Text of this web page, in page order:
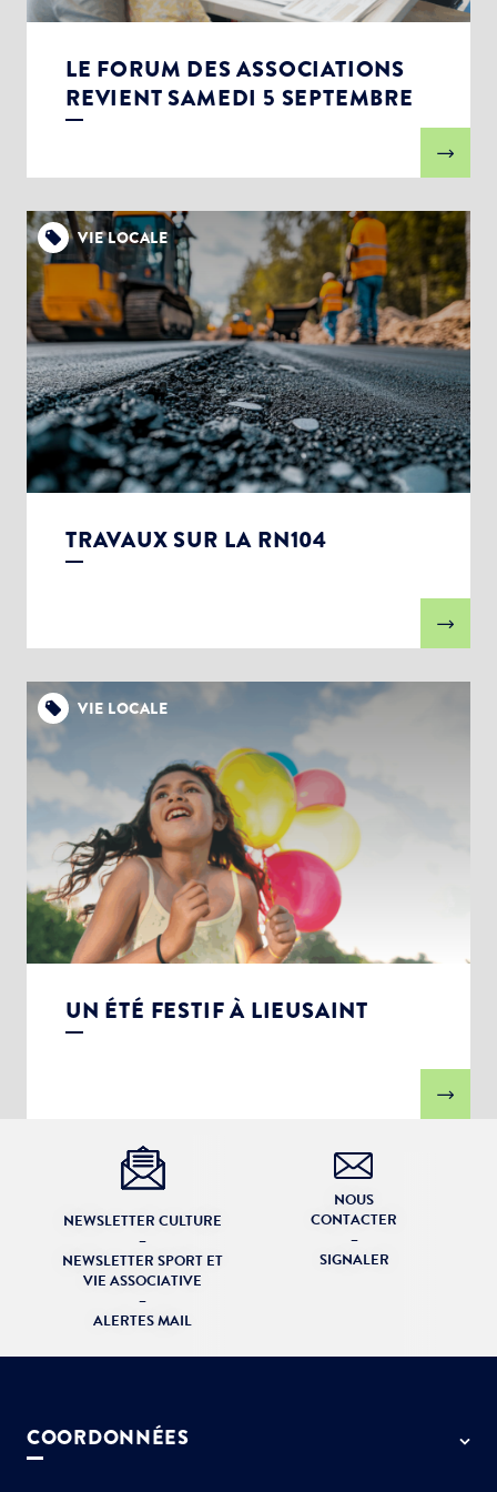
LE FORUM DES ASSOCIATIONS
REVIENT SAMEDI 5 SEPTEMBRE
VIE LOCALE
TRAVAUX SUR LA RN104
VIE LOCALE
UN ÉTÉ FESTIF À LIEUSAINT
NEWSLETTER CULTURE
–
NEWSLETTER SPORT ET
VIE ASSOCIATIVE
–
ALERTES MAIL
NOUS
CONTACTER
–
SIGNALER
COORDONNÉES